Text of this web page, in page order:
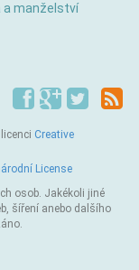
a manželství
Creative
License
osob. Jakékoli jiné
šíření anebo dalšího